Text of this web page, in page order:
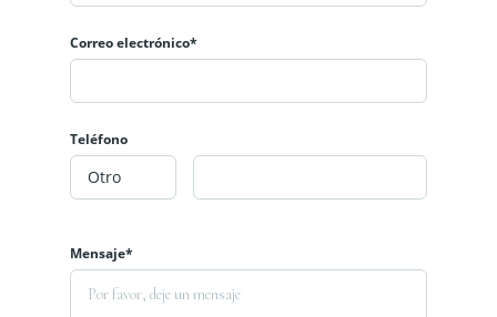
Correo electrónico*
Teléfono
Mensaje*